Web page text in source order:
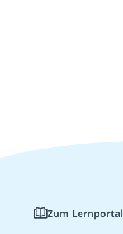
Zum Lernportal